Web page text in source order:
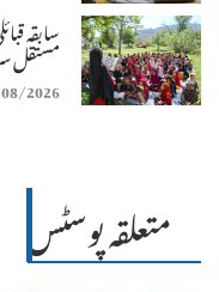
سابقہ
مستقل
2026
متعلقہ پوسٹس